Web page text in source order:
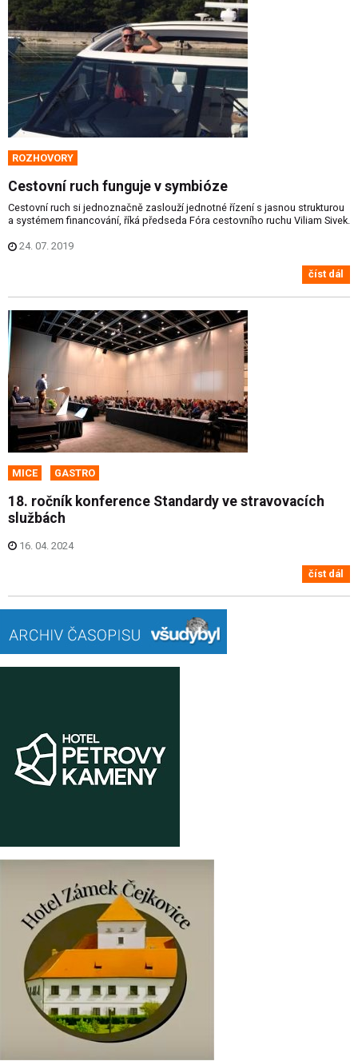
ROZHOVORY
Cestovní ruch funguje v symbióze
Cestovní ruch si jednoznačně zaslouží jednotné řízení s jasnou strukturou
a systémem financování, říká předseda Fóra cestovního ruchu Viliam Sivek.
24. 07. 2019
číst dál
MICE GASTRO
18. ročník konference Standardy ve stravovacích
službách
16. 04. 2024
číst dál